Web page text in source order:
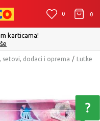
0 0
karticama!
setovi, dodaci i oprema
Lutke